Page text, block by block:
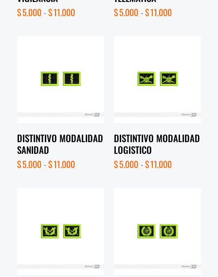
$5,000-$11,000 $5,000-$11,000
DISTINTIVO MODALIDAD
SANIDAD
$5,000-$11,000
DISTINTIVO MODALIDAD
LOGISTICO
$5,000-$11,000